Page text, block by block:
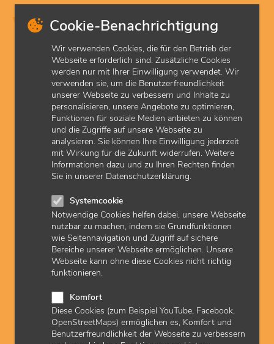
Cookie-Benachrichtigung
Wir verwenden Cookies, die für den Betrieb der
Webseite erforderlich sind. Zusätzliche Cookies
werden nur mit Ihrer Einwilligung verwendet. Wir
verwenden sie, um die Benutzerfreundlichkeit
unserer Webseite zu verbessern und Inhalte zu
personalisieren, unsere Angebote zu optimieren,
Funktionen für soziale Medien anbieten zu können
und die Zugriffe auf unsere Webseite zu
analysieren. Sie können Ihre Einwilligung jederzeit
mit Wirkung für die Zukunft widerrufen. Weitere
Informationen dazu und zu Ihren Rechten finden
Sie in unserer Datenschutzerklärung.
Systemcookie
Notwendige Cookies helfen dabei, unsere Webseite
nutzbar zu machen, indem sie Grundfunktionen
wie Seitennavigation und Zugriff auf sichere
Bereiche unserer Webseite ermöglichen. Unsere
Webseite kann ohne diese Cookies nicht richtig
funktionieren.
Komfort
Diese Cookies (zum Beispiel YouTube, Facebook,
OpenStreetMaps) ermöglichen es, Komfort und
Benutzerfreundlichkeit der Webseite zu verbessern
Gut zu wissen
© KVH (Judith Scherer)
Praxisdaten aktualisieren
Neue Sprechzeiten? Geänderte E-Mail-Adresse? Melden Sie es
der KVH, damit Ihre Patienten Sie immer gut erreichen.